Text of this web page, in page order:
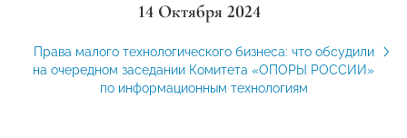
14 Октября 2024
Права малого технологического бизнеса: что обсудили
на очередном заседании Комитета «ОПОРЫ РОССИИ»
по информационным технологиям